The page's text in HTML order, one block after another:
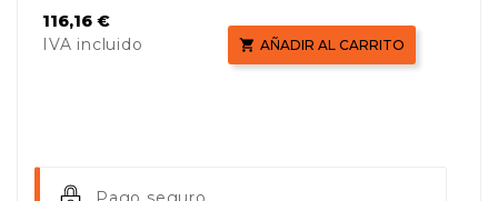
Precio
116,16 €
IVA incluido
 AÑADIR AL CARRITO
Pago seguro